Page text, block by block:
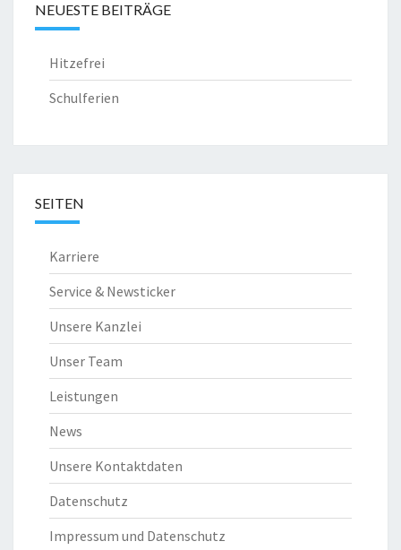
NEUESTE BEITRÄGE
Hitzefrei
Schulferien
SEITEN
Karriere
Service & Newsticker
Unsere Kanzlei
Unser Team
Leistungen
News
Unsere Kontaktdaten
Datenschutz
Impressum und Datenschutz